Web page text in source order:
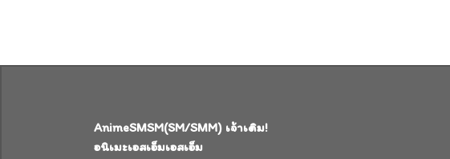
AnimeSMSM(SM/SMM) เจ้าเดิม!
อนิเมะเอสเอ็มเอสเอ็ม